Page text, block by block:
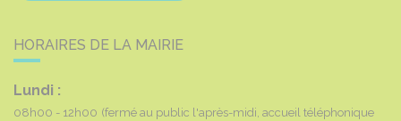
HORAIRES DE LA MAIRIE
Lundi :
08h00 - 12h00 (fermé au public l'après-midi, accueil téléphonique